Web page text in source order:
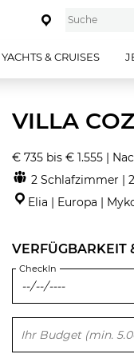
YACHTS & CRUISES
VILLA
€ 735 bis € 1.555 |
2 Schlafzimmer |
Elia | Europa |
VERFÜGBARKEIT
CheckIn
Bitte lasse dieses